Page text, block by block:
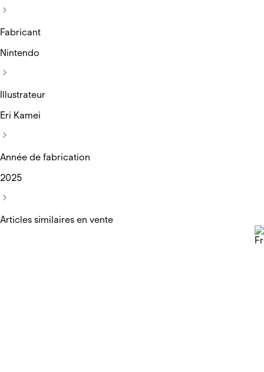
Fabricant
Nintendo
Illustrateur
Eri Kamei
Année de fabrication
2025
Articles similaires en vente